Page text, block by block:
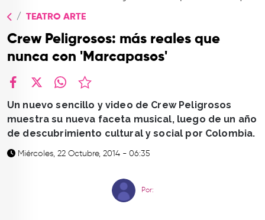
CONTACTO
TEATRO ARTE
Crew Peligrosos: más reales que
nunca con 'Marcapasos'
Un nuevo sencillo y video de Crew Peligrosos
muestra su nueva faceta musical, luego de un año
de descubrimiento cultural y social por Colombia.
Miércoles, 22 Octubre, 2014 - 06:35
Por: